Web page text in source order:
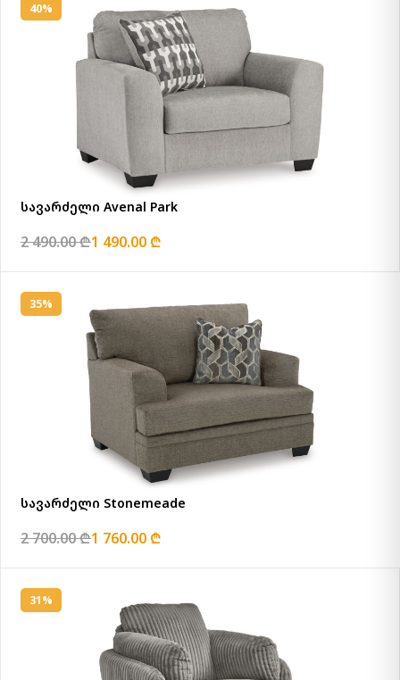
40%
სავარძელი Avenal Park
2 490.00 ₾1 490.00 ₾
35%
სავარძელი Stonemeade
2 700.00 ₾1 760.00 ₾
31%